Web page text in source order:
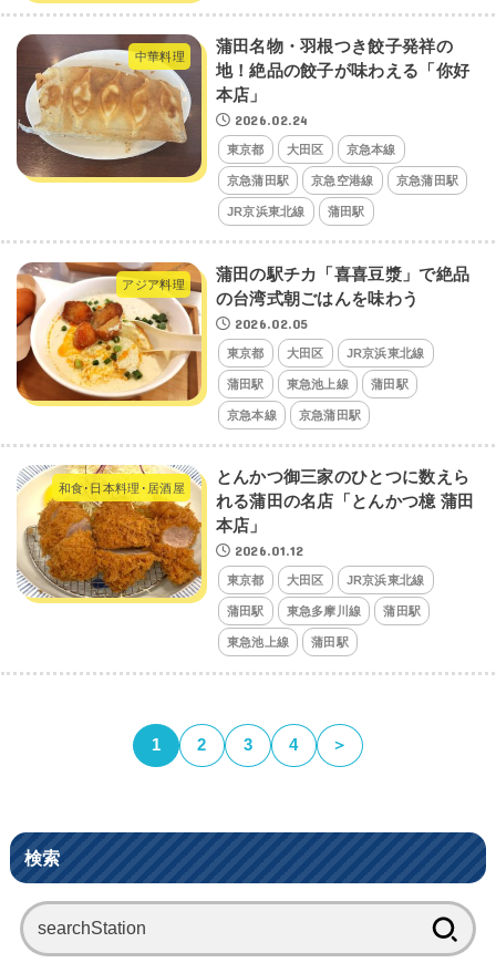
中華料理
蒲田名物・羽根つき餃子発祥の
地！絶品の餃子が味わえる「你好
本店」
2026.02.24
東京都 大田区 京急本線
京急蒲田駅 京急空港線 京急蒲田駅
JR京浜東北線 蒲田駅
アジア料理
蒲田の駅チカ「喜喜豆漿」で絶品
の台湾式朝ごはんを味わう
2026.02.05
東京都 大田区 JR京浜東北線
蒲田駅 東急池上線 蒲田駅
京急本線 京急蒲田駅
和食･日本料理･居酒屋
とんかつ御三家のひとつに数えら
れる蒲田の名店「とんかつ檍 蒲田
本店」
2026.01.12
東京都 大田区 JR京浜東北線
蒲田駅 東急多摩川線 蒲田駅
東急池上線 蒲田駅
1 2 3 4 ＞
検索
索: